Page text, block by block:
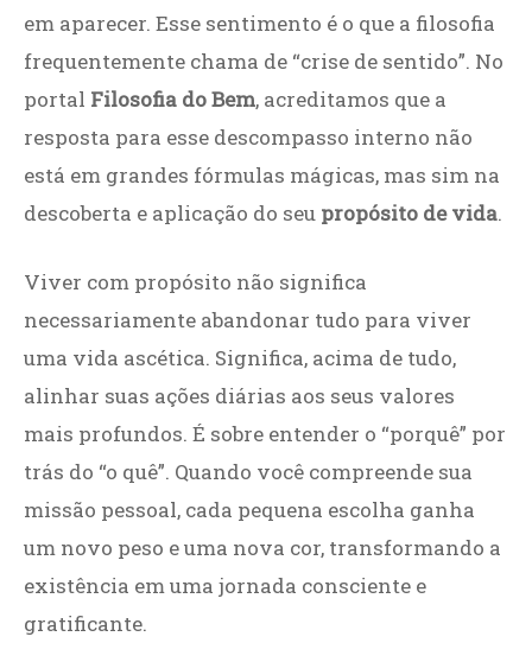
em aparecer. Esse sentimento é o que a filosofia
frequentemente chama de “crise de sentido”. No
portal Filosofia do Bem, acreditamos que a
resposta para esse descompasso interno não
está em grandes fórmulas mágicas, mas sim na
descoberta e aplicação do seu propósito de vida.
Viver com propósito não significa
necessariamente abandonar tudo para viver
uma vida ascética. Significa, acima de tudo,
alinhar suas ações diárias aos seus valores
mais profundos. É sobre entender o “porquê” por
trás do “o quê”. Quando você compreende sua
missão pessoal, cada pequena escolha ganha
um novo peso e uma nova cor, transformando a
existência em uma jornada consciente e
gratificante.